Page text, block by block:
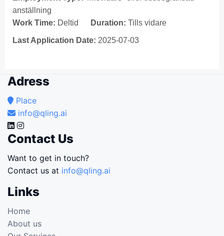
anställning
Work Time: Deltid Duration: Tills vidare
Last Application Date: 2025-07-03
Adress
Place
info@qling.ai
Contact Us
Want to get in touch?
Contact us at info@qling.ai
Links
Home
About us